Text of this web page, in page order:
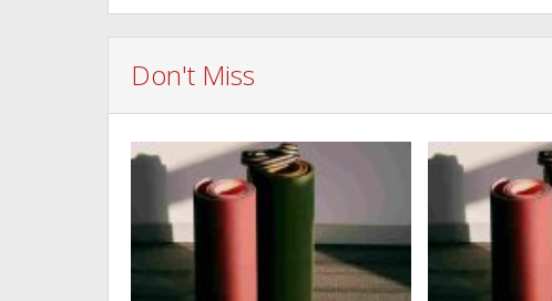
Don't Miss